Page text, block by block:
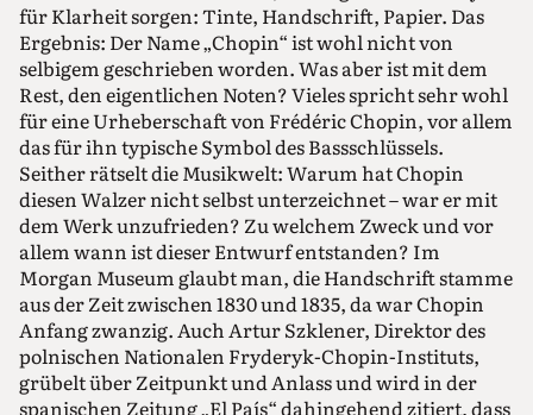
für Klarheit sorgen: Tinte, Handschrift, Papier. Das
Ergebnis: Der Name „Chopin“ ist wohl nicht von
selbigem geschrieben worden. Was aber ist mit dem
Rest, den eigentlichen Noten? Vieles spricht sehr wohl
für eine Urheberschaft von Frédéric Chopin, vor allem
das für ihn typische Symbol des Bassschlüssels.
Seither rätselt die Musikwelt: Warum hat Chopin
diesen Walzer nicht selbst unterzeichnet – war er mit
dem Werk unzufrieden? Zu welchem Zweck und vor
allem wann ist dieser Entwurf entstanden? Im
Morgan Museum glaubt man, die Handschrift stamme
aus der Zeit zwischen 1830 und 1835, da war Chopin
Anfang zwanzig. Auch Artur Szklener, Direktor des
polnischen Nationalen Fryderyk-Chopin-Instituts,
grübelt über Zeitpunkt und Anlass und wird in der
spanischen Zeitung „El País“ dahingehend zitiert, dass